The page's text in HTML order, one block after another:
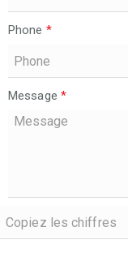
Phone *
Message *